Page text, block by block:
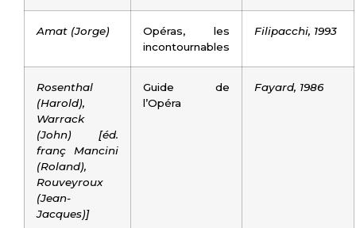
Amat (Jorge)
Opéras, les
incontournables
Filipacchi, 1993
Rosenthal
(Harold),
Warrack
(John) [éd.
franç Mancini
(Roland),
Rouveyroux
(Jean-
Jacques)]
Guide de
l’Opéra
Fayard, 1986